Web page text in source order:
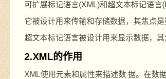
可扩展标记语言(XML)和超文本标记语言
它被设计用来传输和存储数据，其焦点是
超文本标记语言被设计用来显示数据，
2.XML的作用
XML使用元素和属性来描述数 据。在数